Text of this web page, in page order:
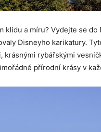
klidu a míru? Vydejte se
Disneyho karikatury.
krásnými rybářskými
přírodní krásy v